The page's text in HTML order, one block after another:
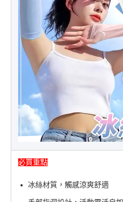
必買重點
冰絲材質，觸感涼爽舒適